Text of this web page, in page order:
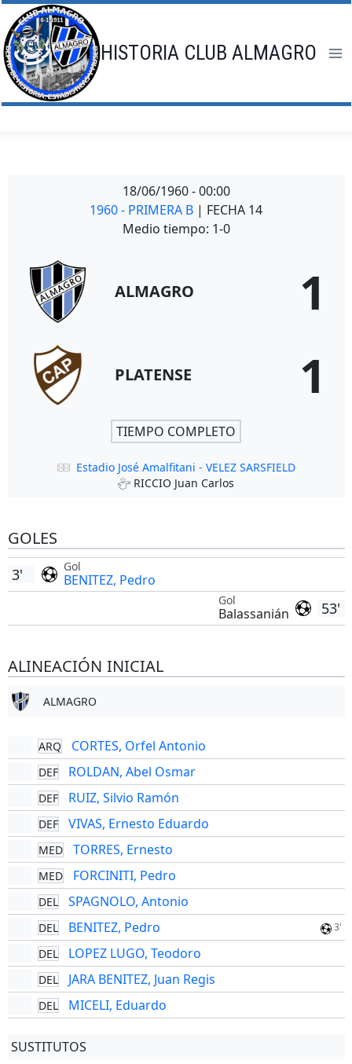
Saltar
al
contenido
HISTORIA CLUB ALMAGRO
18/06/1960 - 00:00
1960 - PRIMERA B | FECHA 14
Medio tiempo: 1-0
ALMAGRO 1
PLATENSE 1
TIEMPO COMPLETO
Estadio José Amalfitani - VELEZ SARSFIELD
RICCIO Juan Carlos
GOLES
Gol
BENITEZ, Pedro
3'
53'
Gol
Balassanián
ALINEACIÓN INICIAL
ALMAGRO
ARQ CORTES, Orfel Antonio
DEF ROLDAN, Abel Osmar
DEF RUIZ, Silvio Ramón
DEF VIVAS, Ernesto Eduardo
MED TORRES, Ernesto
MED FORCINITI, Pedro
DEL SPAGNOLO, Antonio
DEL BENITEZ, Pedro 3'
DEL LOPEZ LUGO, Teodoro
DEL JARA BENITEZ, Juan Regis
DEL MICELI, Eduardo
SUSTITUTOS